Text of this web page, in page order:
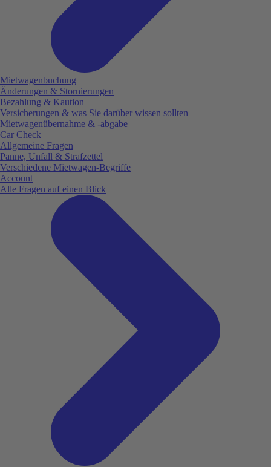
Mietwagenbuchung
Änderungen & Stornierungen
Bezahlung & Kaution
Versicherungen & was Sie darüber wissen sollten
Mietwagenübernahme & -abgabe
Car Check
Allgemeine Fragen
Panne, Unfall & Strafzettel
Verschiedene Mietwagen-Begriffe
Account
Alle Fragen auf einen Blick